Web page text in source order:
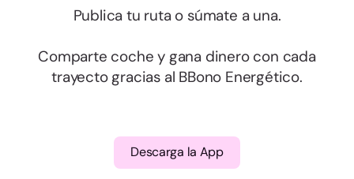
Publica tu ruta o súmate a una.
Comparte coche y gana dinero con cada
trayecto gracias al BBono Energético.
Descarga la App